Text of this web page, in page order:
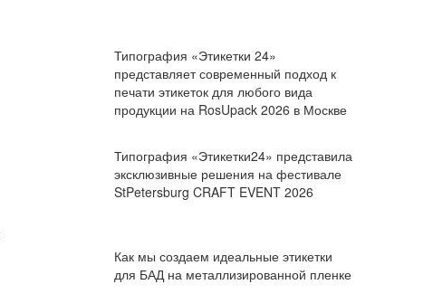
Типография «Этикетки 24»
представляет современный подход к
печати этикеток для любого вида
продукции на RosUpack 2026 в Москве
Типография «Этикетки24» представила
эксклюзивные решения на фестивале
StPetersburg CRAFT EVENT 2026
Как мы создаем идеальные этикетки
для БАД на металлизированной пленке